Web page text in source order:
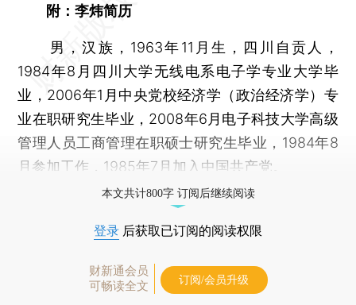
附：李炜简历
男，汉族，1963年11月生，四川自贡人，
1984年8月四川大学无线电系电子学专业大学毕
业，2006年1月中央党校经济学（政治经济学）专
业在职研究生毕业，2008年6月电子科技大学高级
管理人员工商管理在职硕士研究生毕业，1984年8
月参加工作，1985年7月加入中国共产党。
本文共计800字 订阅后继续阅读
登录 后获取已订阅的阅读权限
财新通会员
可畅读全文
订阅/会员升级